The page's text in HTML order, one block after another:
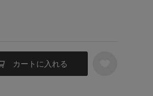
カートに入れる